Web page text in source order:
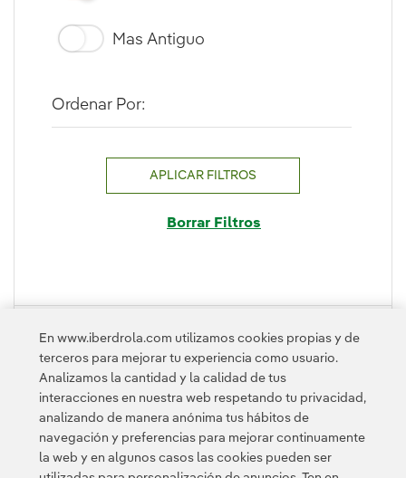
Ordenar Por:
Mas Antiguo
APLICAR FILTROS
Borrar Filtros
En www.iberdrola.com utilizamos cookies propias y de
terceros para mejorar tu experiencia como usuario.
Analizamos la cantidad y la calidad de tus
interacciones en nuestra web respetando tu privacidad,
analizando de manera anónima tus hábitos de
navegación y preferencias para mejorar continuamente
la web y en algunos casos las cookies pueden ser